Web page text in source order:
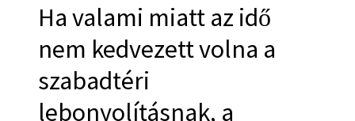
Ha valami miatt az idő
nem kedvezett volna a
szabadtéri
lebonyolításnak, a